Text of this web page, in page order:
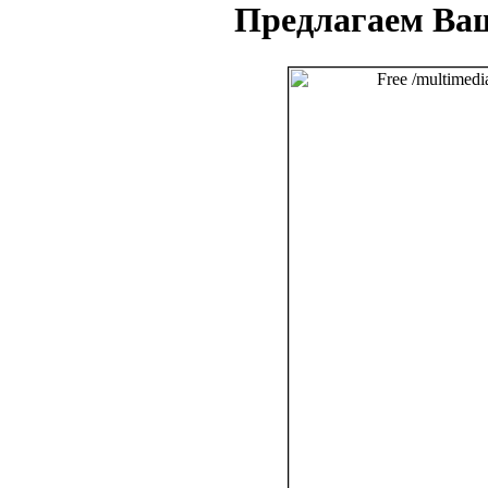
Предлагаем